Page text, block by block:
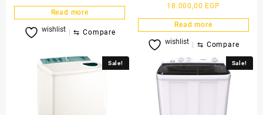
price
was:
7.000,00 EGP.
price
is:
6.500,00 EGP.
Read more
wishlist ⇆ Compare
was:
22.000,00
18.000,00 EGP
price
is:
18.000,00
Read more
wishlist ⇆ Compare
Sale! Sale!